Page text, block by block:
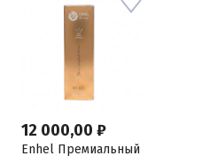
12 000,00 ₽
Enhel Премиальный